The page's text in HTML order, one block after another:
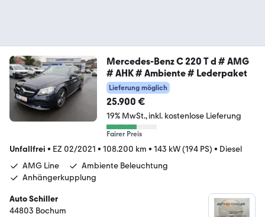
Mercedes-Benz C 220 T d # AMG
# AHK # Ambiente # Lederpaket
Lieferung möglich
25.900 €
19% MwSt. inkl. kostenlose Lieferung
Fairer Preis
Unfallfrei • EZ 02/2021 • 108.200 km • 143 kW (194 PS) • Diesel
AMG Line
Ambiente Beleuchtung
Anhängerkupplung
Auto Schiller
44803 Bochum